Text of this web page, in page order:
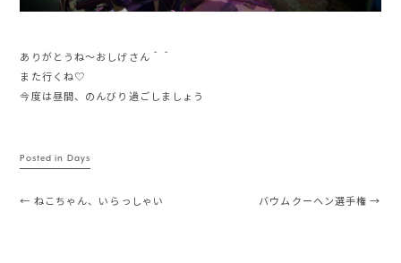
ありがとうね〜おしげさん＾＾
また行くね♡
今度は昼間、のんびり過ごしましょう
Posted in Days
Post navigation
← ねこちゃん、いらっしゃい バウムクーヘン選手権→